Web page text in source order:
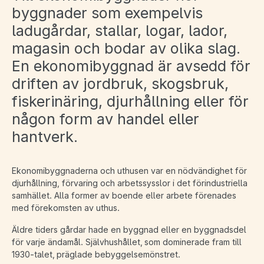
byggnader som exempelvis
ladugårdar, stallar, logar, lador,
magasin och bodar av olika slag.
En ekonomibyggnad är avsedd för
driften av jordbruk, skogsbruk,
fiskerinäring, djurhållning eller för
någon form av handel eller
hantverk.
Ekonomibyggnaderna och uthusen var en nödvändighet för
djurhållning, förvaring och arbetssysslor i det förindustriella
samhället. Alla former av boende eller arbete förenades
med förekomsten av uthus.
Äldre tiders gårdar hade en byggnad eller en byggnadsdel
för varje ändamål. Självhushållet, som dominerade fram till
1930-talet, präglade bebyggelsemönstret.